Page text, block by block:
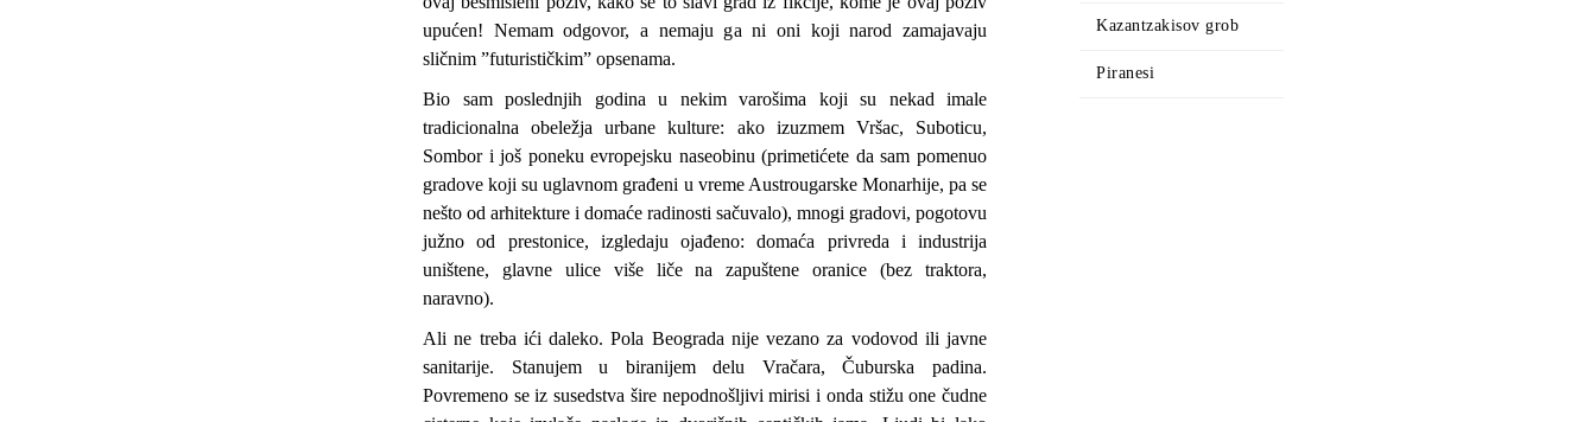
upućen! Nemam odgovor, a nemaju ga ni oni koji narod zamajavaju
sličnim ”futurističkim” opsenama.
Bio sam poslednjih godina u nekim varošima koji su nekad imale
tradicionalna obeležja urbane kulture: ako izuzmem Vršac, Suboticu,
Sombor i još poneku evropejsku naseobinu (primetićete da sam pomenuo
gradove koji su uglavnom građeni u vreme Austrougarske Monarhije, pa se
nešto od arhitekture i domaće radinosti sačuvalo), mnogi gradovi, pogotovu
južno od prestonice, izgledaju ojađeno: domaća privreda i industrija
uništene, glavne ulice više liče na zapuštene oranice (bez traktora,
naravno).
Ali ne treba ići daleko. Pola Beograda nije vezano za vodovod ili javne
sanitarije. Stanujem u biranijem delu Vračara, Čuburska padina.
Povremeno se iz susedstva šire nepodnošljivi mirisi i onda stižu one čudne
Kazantzakisov grob
Piranesi